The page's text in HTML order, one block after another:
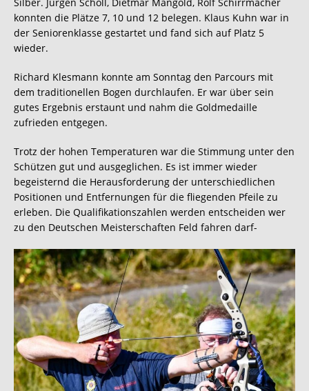
Silber. Jürgen Scholl, Dietmar Mangold, Rolf Schirrmacher
konnten die Plätze 7, 10 und 12 belegen. Klaus Kuhn war in
der Seniorenklasse gestartet und fand sich auf Platz 5
wieder.
Richard Klesmann konnte am Sonntag den Parcours mit
dem traditionellen Bogen durchlaufen. Er war über sein
gutes Ergebnis erstaunt und nahm die Goldmedaille
zufrieden entgegen.
Trotz der hohen Temperaturen war die Stimmung unter den
Schützen gut und ausgeglichen. Es ist immer wieder
begeisternd die Herausforderung der unterschiedlichen
Positionen und Entfernungen für die fliegenden Pfeile zu
erleben. Die Qualifikationszahlen werden entscheiden wer
zu den Deutschen Meisterschaften Feld fahren darf-